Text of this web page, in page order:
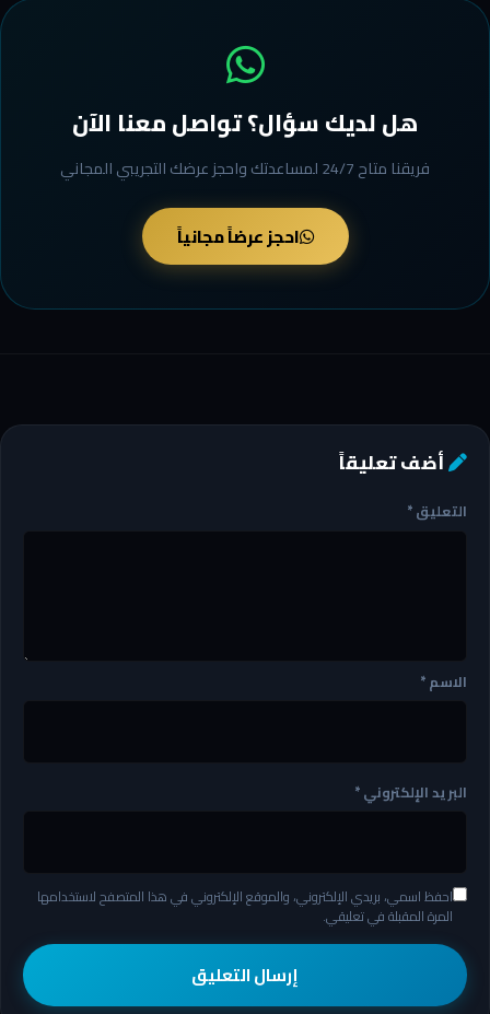
هل لديك سؤال؟ تواصل معنا الآن
فريقنا متاح 24/7 لمساعدتك واحجز عرضك التجريبي المجاني
احجز عرضاً مجانياً
أضف تعليقاً
التعليق*
الاسم*
البريد الإلكتروني*
احفظ اسمي، بريدي الإلكتروني، والموقع الإلكتروني في هذا المتصفح لاستخدامها
المرة المقبلة في تعليقي.